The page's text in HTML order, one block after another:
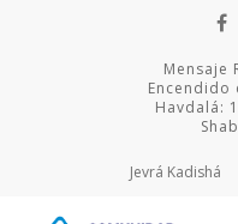
Mensaje
Encendido
Havdalá:
Jevrá Kadishá